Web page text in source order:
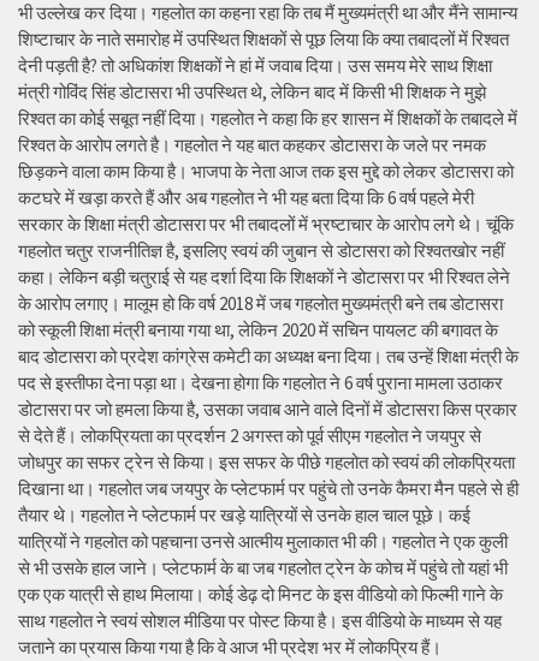
भी उल्लेख कर दिया। गहलोत का कहना रहा कि तब मैं मुख्यमंत्री था और मैंने सामान्य
शिष्टाचार के नाते समारोह में उपस्थित शिक्षकों से पूछ लिया कि क्या तबादलों में रिश्वत
देनी पड़ती है? तो अधिकांश शिक्षकों ने हां में जवाब दिया। उस समय मेरे साथ शिक्षा
मंत्री गोविंद सिंह डोटासरा भी उपस्थित थे, लेकिन बाद में किसी भी शिक्षक ने मुझे
रिश्वत का कोई सबूत नहीं दिया। गहलोत ने कहा कि हर शासन में शिक्षकों के तबादले में
रिश्वत के आरोप लगते है। गहलोत ने यह बात कहकर डोटासरा के जले पर नमक
छिड़कने वाला काम किया है। भाजपा के नेता आज तक इस मुद्दे को लेकर डोटासरा को
कटघरे में खड़ा करते हैं और अब गहलोत ने भी यह बता दिया कि 6 वर्ष पहले मेरी
सरकार के शिक्षा मंत्री डोटासरा पर भी तबादलों में भ्रष्टाचार के आरोप लगे थे। चूंकि
गहलोत चतुर राजनीतिज्ञ है, इसलिए स्वयं की जुबान से डोटासरा को रिश्वतखोर नहीं
कहा। लेकिन बड़ी चतुराई से यह दर्शा दिया कि शिक्षकों ने डोटासरा पर भी रिश्वत लेने
के आरोप लगाए। मालूम हो कि वर्ष 2018 में जब गहलोत मुख्यमंत्री बने तब डोटासरा
को स्कूली शिक्षा मंत्री बनाया गया था, लेकिन 2020 में सचिन पायलट की बगावत के
बाद डोटासरा को प्रदेश कांग्रेस कमेटी का अध्यक्ष बना दिया। तब उन्हें शिक्षा मंत्री के
पद से इस्तीफा देना पड़ा था। देखना होगा कि गहलोत ने 6 वर्ष पुराना मामला उठाकर
डोटासरा पर जो हमला किया है, उसका जवाब आने वाले दिनों में डोटासरा किस प्रकार
से देते हैं। लोकप्रियता का प्रदर्शन 2 अगस्त को पूर्व सीएम गहलोत ने जयपुर से
जोधपुर का सफर ट्रेन से किया। इस सफर के पीछे गहलोत को स्वयं की लोकप्रियता
दिखाना था। गहलोत जब जयपुर के प्लेटफार्म पर पहुंचे तो उनके कैमरा मैन पहले से ही
तैयार थे। गहलोत ने प्लेटफार्म पर खड़े यात्रियों से उनके हाल चाल पूछे। कई
यात्रियों ने गहलोत को पहचाना उनसे आत्मीय मुलाकात भी की। गहलोत ने एक कुली
से भी उसके हाल जाने। प्लेटफार्म के बा जब गहलोत ट्रेन के कोच में पहुंचे तो यहां भी
एक एक यात्री से हाथ मिलाया। कोई डेढ़ दो मिनट के इस वीडियो को फिल्मी गाने के
साथ गहलोत ने स्वयं सोशल मीडिया पर पोस्ट किया है। इस वीडियो के माध्यम से यह
जताने का प्रयास किया गया है कि वे आज भी प्रदेश भर में लोकप्रिय हैं।